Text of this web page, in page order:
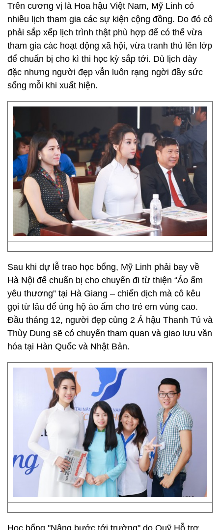
Trên cương vị là Hoa hậu Việt Nam, Mỹ Linh có
nhiều lịch tham gia các sự kiện cộng đồng. Do đó cô
phải sắp xếp lịch trình thật phù hợp để có thể vừa
tham gia các hoạt động xã hội, vừa tranh thủ lên lớp
để chuẩn bị cho kì thi học kỳ sắp tới. Dù lịch dày
đặc nhưng người đẹp vẫn luôn rạng ngời đầy sức
sống mỗi khi xuất hiện.
Sau khi dự lễ trao học bổng, Mỹ Linh phải bay về
Hà Nội để chuẩn bị cho chuyến đi từ thiện “Áo ấm
yêu thương” tại Hà Giang – chiến dịch mà cô kêu
gọi từ lâu để ủng hộ áo ấm cho trẻ em vùng cao.
Đầu tháng 12, người đẹp cùng 2 Á hậu Thanh Tú và
Thùy Dung sẽ có chuyến tham quan và giao lưu văn
hóa tại Hàn Quốc và Nhật Bản.
Học bổng "Nâng bước tới trường" do Quỹ Hỗ trợ